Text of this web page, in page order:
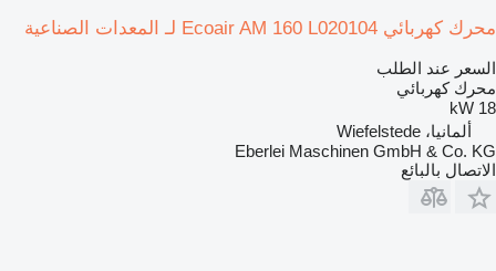
محرك كهربائي Ecoair AM 160 L020104 لـ المعدات الصناعية
السعر عند الطلب
محرك كهربائي
18 kW
ألمانيا، Wiefelstede
Eberlei Maschinen GmbH & Co. KG
الاتصال بالبائع